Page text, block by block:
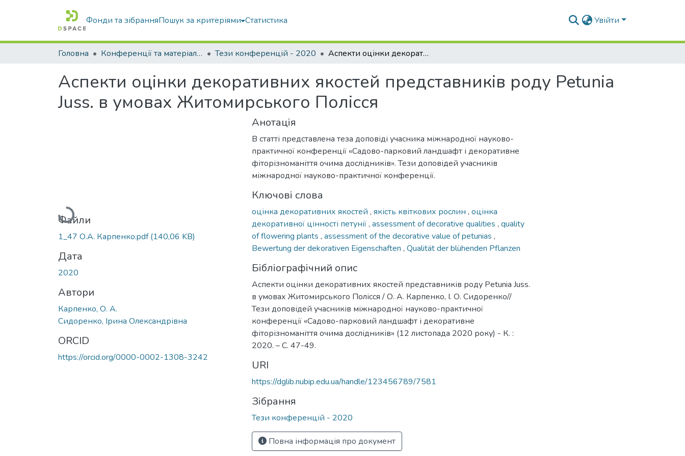
Фонди та зібранняПошук за критеріями Статистика Увійти
Головна Конференції та матеріали конференцій Тези конференцій - 2020 Аспекти оцінки декоративних якостей представників роду Petunia Juss. в умовах Житомирського Полісся
Аспекти оцінки декоративних якостей представників роду Petunia
Juss. в умовах Житомирського Полісся
Вантажиться...
Файли
1_47 О.А. Карпенко.pdf(140,06 KB)
Дата
2020
Автори
Карпенко, О. А.
Сидоренко, Ірина Олександрівна
ORCID
https://orcid.org/0000-0002-1308-3242
Анотація
В статті представлена теза доповіді учасника міжнародної науково-
практичної конференції «Садово-парковий ландшафт і декоративне
фіторізноманіття очима дослідників». Тези доповідей учасників
міжнародної науково-практичної конференції.
Ключові слова
оцінка декоративних якостей , якість квіткових рослин , оцінка
декоративної цінності петунії, assessment of decorative qualities , quality
of flowering plants , assessment of the decorative value of petunias ,
Bewertung der dekorativen Eigenschaften , Qualität der blühenden Pflanzen
Бібліографічний опис
Аспекти оцінки декоративних якостей представників роду Petunia Juss.
в умовах Житомирського Полісся / О. А. Карпенко, І. О. Сидоренко//
Тези доповідей учасників міжнародної науково-практичної
конференції «Садово-парковий ландшафт і декоративне
фіторізноманіття очима дослідників» (12 листопада 2020 року) - К. :
2020. – С. 47-49.
URI
https://dglib.nubip.edu.ua/handle/123456789/7581
Зібрання
Тези конференцій - 2020
Повна інформація про документ